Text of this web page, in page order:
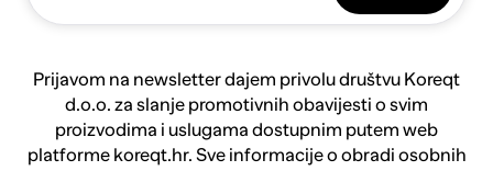
Prijavom na newsletter dajem privolu društvu Koreqt
d.o.o. za slanje promotivnih obavijesti o svim
proizvodima i uslugama dostupnim putem web
platforme koreqt.hr. Sve informacije o obradi osobnih